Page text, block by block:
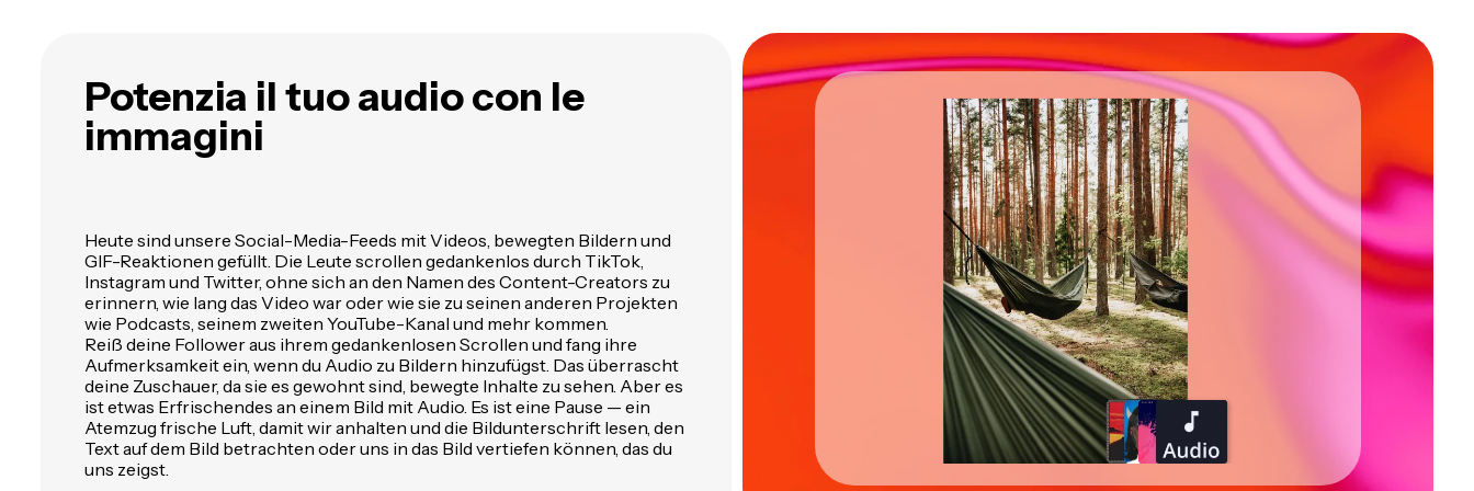
Potenzia il tuo audio con le
immagini
Heute sind unsere Social-Media-Feeds mit Videos, bewegten Bildern und
GIF-Reaktionen gefüllt. Die Leute scrollen gedankenlos durch TikTok,
Instagram und Twitter, ohne sich an den Namen des Content-Creators zu
erinnern, wie lang das Video war oder wie sie zu seinen anderen Projekten
wie Podcasts, seinem zweiten YouTube-Kanal und mehr kommen.
Reiß deine Follower aus ihrem gedankenlosen Scrollen und fang ihre
Aufmerksamkeit ein, wenn du Audio zu Bildern hinzufügst. Das überrascht
deine Zuschauer, da sie es gewohnt sind, bewegte Inhalte zu sehen. Aber es
ist etwas Erfrischendes an einem Bild mit Audio. Es ist eine Pause — ein
Atemzug frische Luft, damit wir anhalten und die Bildunterschrift lesen, den
Text auf dem Bild betrachten oder uns in das Bild vertiefen können, das du
uns zeigst.